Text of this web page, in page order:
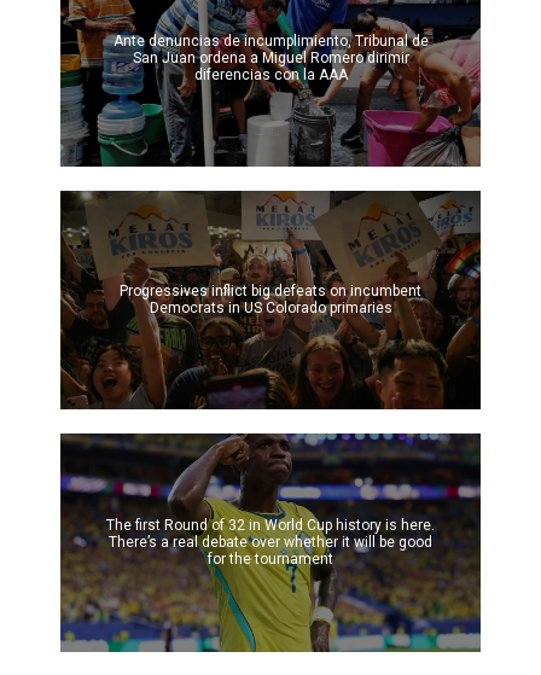
Ante denuncias de incumplimiento, Tribunal de
San Juan ordena a Miguel Romero dirimir
diferencias con la AAA
Progressives inflict big defeats on incumbent
Democrats in US Colorado primaries
The first Round of 32 in World Cup history is here.
There’s a real debate over whether it will be good
for the tournament